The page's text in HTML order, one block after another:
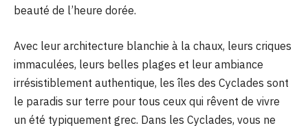
beauté de l’heure dorée.
Avec leur architecture blanchie à la chaux, leurs criques
immaculées, leurs belles plages et leur ambiance
irrésistiblement authentique, les îles des Cyclades sont
le paradis sur terre pour tous ceux qui rêvent de vivre
un été typiquement grec. Dans les Cyclades, vous ne